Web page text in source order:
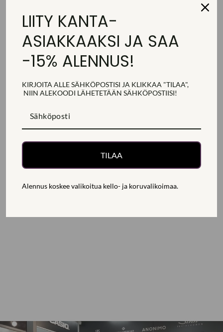
Jaa
Jaa
Jaa
Jaa
SAATAT PITÄÄ MYÖS NÄISTÄ
LIITY KANTA-
ASIAKKAAKSI JA SAA
-15% ALENNUS!
KIRJOITA ALLE SÄHKÖPOSTISI JA KLIKKAA "TILAA",
NIIN ALEKOODI LÄHETETÄÄN SÄHKÖPOSTIISI!
TILAA
Alennus koskee valikoitua kello- ja koruvalikoimaa.